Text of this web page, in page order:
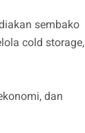
sembako
cold storage,
dan